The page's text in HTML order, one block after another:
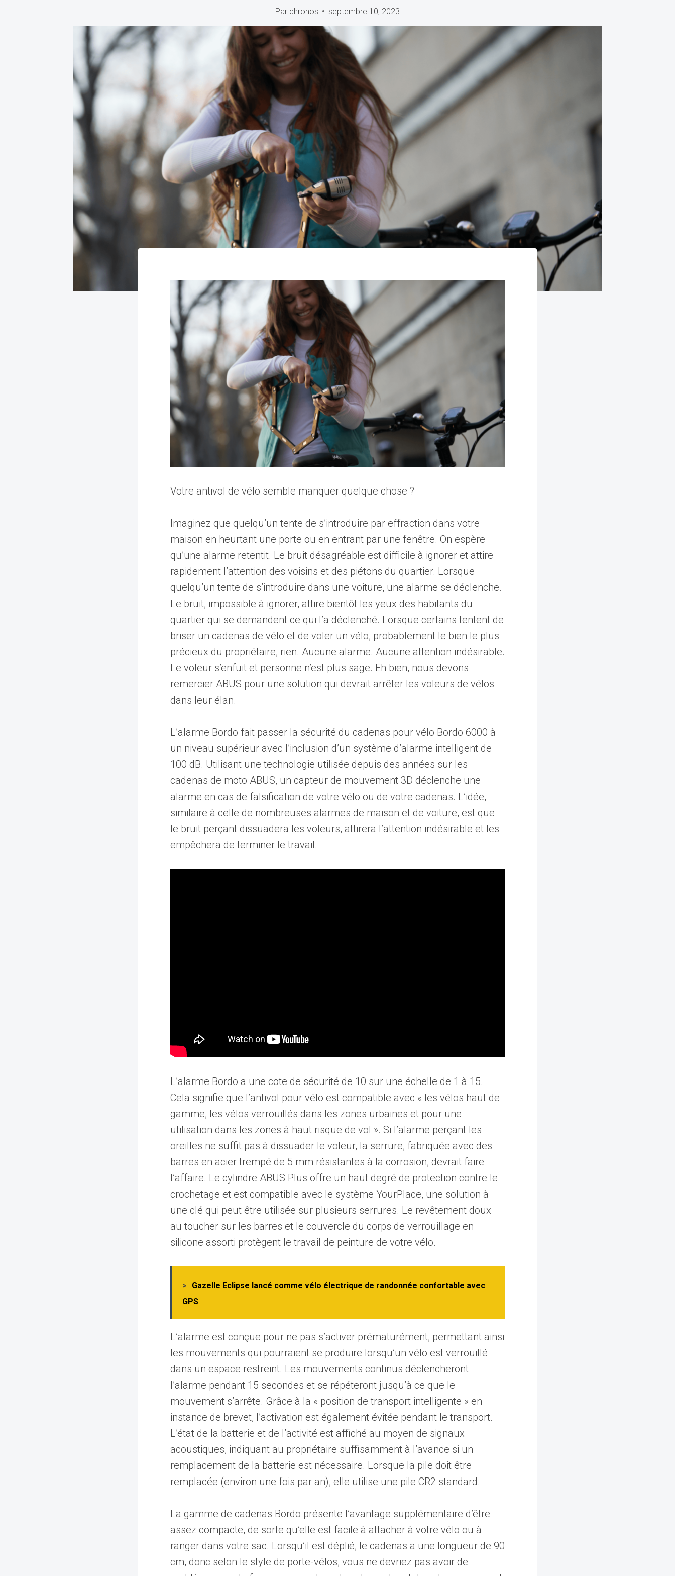
Par chronos septembre 10, 2023
Votre antivol de vélo semble manquer quelque chose ?
Imaginez que quelqu’un tente de s’introduire par effraction dans votre
maison en heurtant une porte ou en entrant par une fenêtre. On espère
qu’une alarme retentit. Le bruit désagréable est difficile à ignorer et attire
rapidement l’attention des voisins et des piétons du quartier. Lorsque
quelqu’un tente de s’introduire dans une voiture, une alarme se déclenche.
Le bruit, impossible à ignorer, attire bientôt les yeux des habitants du
quartier qui se demandent ce qui l’a déclenché. Lorsque certains tentent de
briser un cadenas de vélo et de voler un vélo, probablement le bien le plus
précieux du propriétaire, rien. Aucune alarme. Aucune attention indésirable.
Le voleur s’enfuit et personne n’est plus sage. Eh bien, nous devons
remercier ABUS pour une solution qui devrait arrêter les voleurs de vélos
dans leur élan.
L’alarme Bordo fait passer la sécurité du cadenas pour vélo Bordo 6000 à
un niveau supérieur avec l’inclusion d’un système d’alarme intelligent de
100 dB. Utilisant une technologie utilisée depuis des années sur les
cadenas de moto ABUS, un capteur de mouvement 3D déclenche une
alarme en cas de falsification de votre vélo ou de votre cadenas. L’idée,
similaire à celle de nombreuses alarmes de maison et de voiture, est que
le bruit perçant dissuadera les voleurs, attirera l’attention indésirable et les
empêchera de terminer le travail.
L’alarme Bordo a une cote de sécurité de 10 sur une échelle de 1 à 15.
Cela signifie que l’antivol pour vélo est compatible avec « les vélos haut de
gamme, les vélos verrouillés dans les zones urbaines et pour une
utilisation dans les zones à haut risque de vol ». Si l’alarme perçant les
oreilles ne suffit pas à dissuader le voleur, la serrure, fabriquée avec des
barres en acier trempé de 5 mm résistantes à la corrosion, devrait faire
l’affaire. Le cylindre ABUS Plus offre un haut degré de protection contre le
crochetage et est compatible avec le système YourPlace, une solution à
une clé qui peut être utilisée sur plusieurs serrures. Le revêtement doux
au toucher sur les barres et le couvercle du corps de verrouillage en
silicone assorti protègent le travail de peinture de votre vélo.
>
Gazelle Eclipse lancé comme vélo électrique de randonnée confortable avec
GPS
L’alarme est conçue pour ne pas s’activer prématurément, permettant ainsi
les mouvements qui pourraient se produire lorsqu’un vélo est verrouillé
dans un espace restreint. Les mouvements continus déclencheront
l’alarme pendant 15 secondes et se répéteront jusqu’à ce que le
mouvement s’arrête. Grâce à la « position de transport intelligente » en
instance de brevet, l’activation est également évitée pendant le transport.
L’état de la batterie et de l’activité est affiché au moyen de signaux
acoustiques, indiquant au propriétaire suffisamment à l’avance si un
remplacement de la batterie est nécessaire. Lorsque la pile doit être
remplacée (environ une fois par an), elle utilise une pile CR2 standard.
La gamme de cadenas Bordo présente l’avantage supplémentaire d’être
assez compacte, de sorte qu’elle est facile à attacher à votre vélo ou à
ranger dans votre sac. Lorsqu’il est déplié, le cadenas a une longueur de 90
cm, donc selon le style de porte-vélos, vous ne devriez pas avoir de